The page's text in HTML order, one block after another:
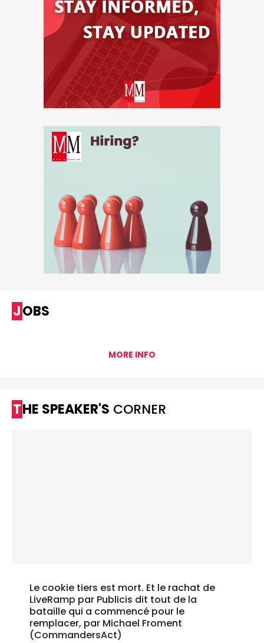
JOBS
MORE INFO
THE SPEAKER'S CORNER
Le cookie tiers est mort. Et le rachat de
LiveRamp par Publicis dit tout de la
bataille qui a commencé pour le
remplacer, par Michael Froment
(CommandersAct)